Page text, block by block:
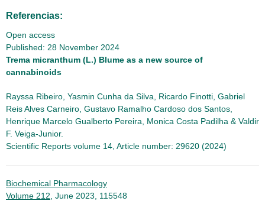
Referencias:
Open access
Published: 28 November 2024
Trema micranthum (L.) Blume as a new source of
cannabinoids
Rayssa Ribeiro, Yasmin Cunha da Silva, Ricardo Finotti, Gabriel
Reis Alves Carneiro, Gustavo Ramalho Cardoso dos Santos,
Henrique Marcelo Gualberto Pereira, Monica Costa Padilha & Valdir
F. Veiga-Junior.
Scientific Reports volume 14, Article number: 29620 (2024)
Biochemical Pharmacology
Volume 212 , June 2023, 115548